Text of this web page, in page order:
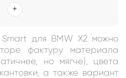
Smart для BMW X2 можно
фактуру материала
но мягче), цвета
а также вариант